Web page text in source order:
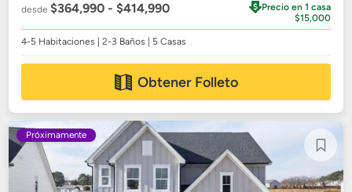
desde$364,990 - $414,990
Precio en 1 casa
$15,000
4-5 Habitaciones | 2-3 Baños | 5 Casas
Obtener Folleto
Próximamente